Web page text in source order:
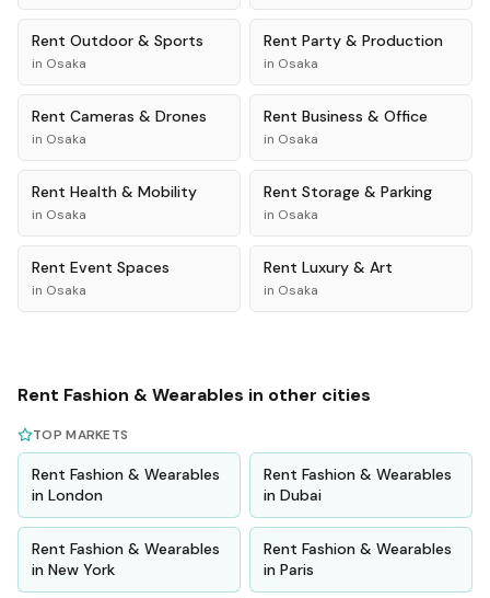
Rent Outdoor & Sports
in Osaka
Rent Party & Production
in Osaka
Rent Cameras & Drones
in Osaka
Rent Business & Office
in Osaka
Rent Health & Mobility
in Osaka
Rent Storage & Parking
in Osaka
Rent Event Spaces
in Osaka
Rent Luxury & Art
in Osaka
Rent Fashion & Wearables in other cities
TOP MARKETS
Rent Fashion & Wearables
in London
Rent Fashion & Wearables
in Dubai
Rent Fashion & Wearables
in New York
Rent Fashion & Wearables
in Paris